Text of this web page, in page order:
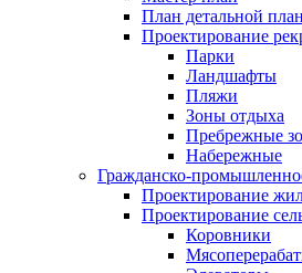
План детальной
Проектирование
Парки
Ландшафты
Пляжи
Зоны отдыха
Пребрежные
Набережные
Гражданско-
Проектирование
Проектирование
Коровники